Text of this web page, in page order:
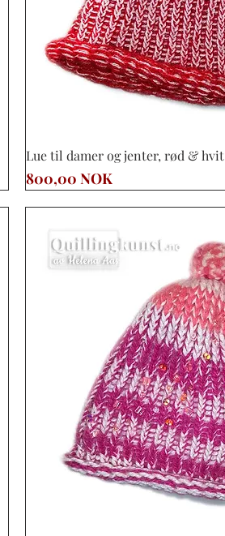
Vista rápida
Lue til damer og jenter, rød & hvit
Precio
800,00 NOK